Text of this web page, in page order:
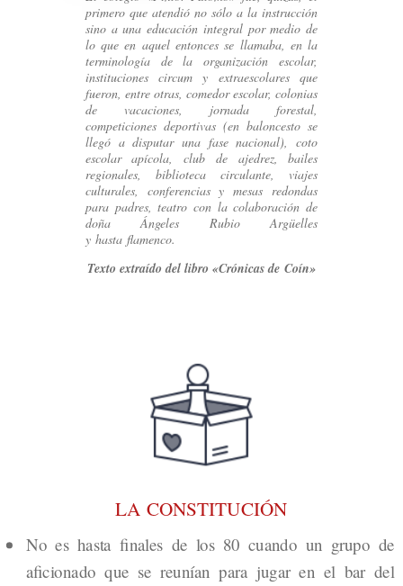
primero que atendió no sólo a la instrucción
sino a una educación integral por medio de
lo que en aquel entonces se llamaba, en la
terminología de la organización escolar,
instituciones circum y extraescolares que
fueron, entre otras, comedor escolar, colonias
de vacaciones, jornada forestal,
competiciones deportivas (en baloncesto se
llegó a disputar una fase nacional), coto
escolar apícola, club de ajedrez, bailes
regionales, biblioteca circulante, viajes
culturales, conferencias y mesas redondas
para padres, teatro con la colaboración de
doña Ángeles Rubio Argüelles
y hasta flamenco.
Texto extraído del libro «Crónicas de Coín»
LA CONSTITUCIÓN
No es hasta finales de los 80 cuando un grupo de
aficionado que se reunían para jugar en el bar del